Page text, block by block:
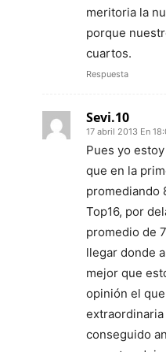
meritoria la
porque
cuartos.
Respuesta
Sevi.10
17 abril 2013 En
Pues yo
que en la
promediando
Top16, por
promedio de
llegar donde
mejor que
opinión el
extraordinaria
conseguido